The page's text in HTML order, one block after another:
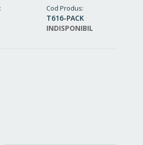
Cod Produs
T616-PACK
INDISPONIBIL